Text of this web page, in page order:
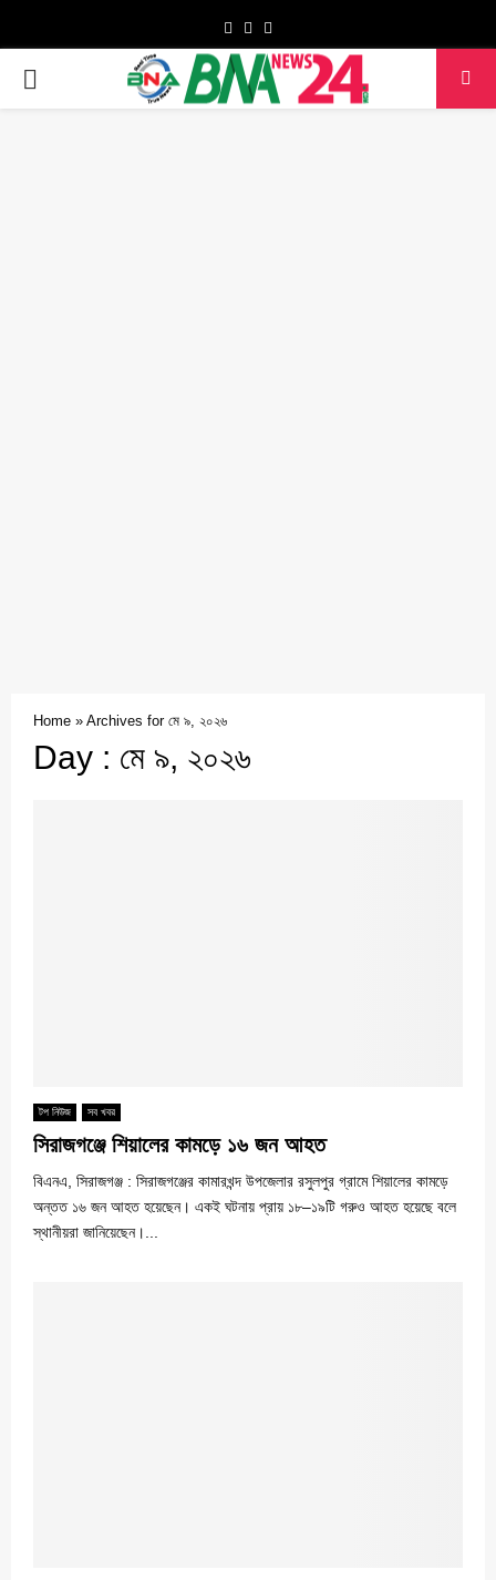
Facebook
Twitter
PRIMARY
Home » Archives for মে ৯, ২০২৬
Day : মে ৯, ২০২৬
টপ নিউজ সব খবর
সিরাজগঞ্জে শিয়ালের কামড়ে ১৬ জন আহত
বিএনএ, সিরাজগঞ্জ : সিরাজগঞ্জের কামারখন্দ উপজেলার রসুলপুর গ্রামে শিয়ালের কামড়ে
অন্তত ১৬ জন আহত হয়েছেন। একই ঘটনায় প্রায় ১৮–১৯টি গরুও আহত হয়েছে বলে
স্থানীয়রা জানিয়েছেন।...